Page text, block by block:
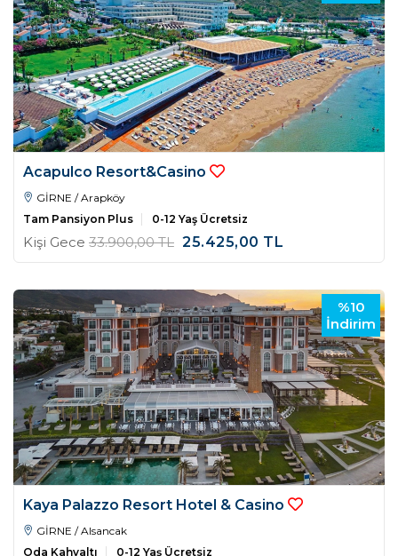
Acapulco Resort&Casino
GİRNE / Arapköy
Tam Pansiyon Plus
0-12 Yaş Ücretsiz
Kişi Gece 33.900,00TL 25.425,00 TL
%10
İndirim
Kaya Palazzo Resort Hotel & Casino
GİRNE / Alsancak
Oda Kahvaltı
0-12 Yaş Ücretsiz